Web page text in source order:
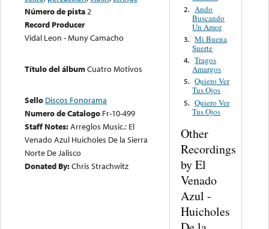
Número de pista2
Record Producer
Vidal Leon - Muny Camacho
Título del álbumCuatro Motivos
Sello Discos Fonorama
Numero de Catalogo Fr-10-499
Staff Notes:Arreglos Music.: El
Venado Azul Huicholes De la Sierra
Norte De Jalisco
Donated By:Chris Strachwitz
2. Ando
Buscando
Un Amor
3. Mi Buena
Suerte
4. Tragos
Amargos
5. Quiero Ver
Tus Ojos
5. Quiero Ver
Tus Ojos
Other
Recordings
by El
Venado
Azul -
Huicholes